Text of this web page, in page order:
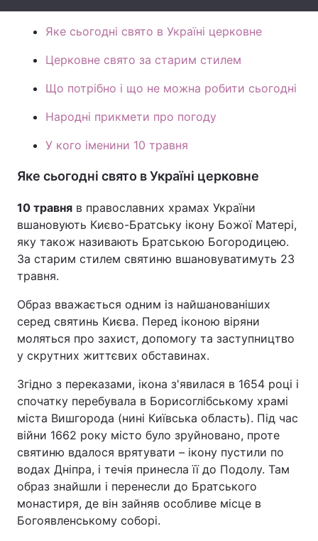
Тема оформлення
Яке сьогодні свято в Україні церковне
Церковне свято за старим стилем
Що потрібно і що не можна робити сьогодні
Народні прикмети про погоду
У кого іменини 10 травня
Яке сьогодні свято в Україні церковне
10 травня в православних храмах України
вшановують Києво-Братську ікону Божої Матері,
яку також називають Братською Богородицею.
За старим стилем святиню вшановуватимуть 23
травня.
Образ вважається одним із найшанованіших
серед святинь Києва. Перед іконою віряни
моляться про захист, допомогу та заступництво
у скрутних життєвих обставинах.
Згідно з переказами, ікона з'явилася в 1654 році і
спочатку перебувала в Борисоглібському храмі
міста Вишгорода (нині Київська область). Під час
війни 1662 року місто було зруйновано, проте
святиню вдалося врятувати – ікону пустили по
водах Дніпра, і течія принесла її до Подолу. Там
образ знайшли і перенесли до Братського
монастиря, де він зайняв особливе місце в
Богоявленському соборі.